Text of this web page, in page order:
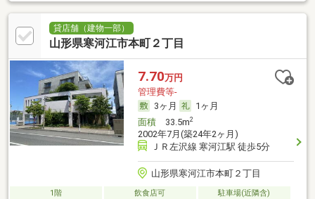
貸店舗（建物一部）
山形県寒河江市本町２丁目
7.70万円
管理費等-
3ヶ月
1ヶ月
面積33.5m2
2002年7月(築24年2ヶ月)
ＪＲ左沢線 寒河江駅 徒歩5分
山形県寒河江市本町２丁目
1階 飲食店可
駐車場(近隣含)